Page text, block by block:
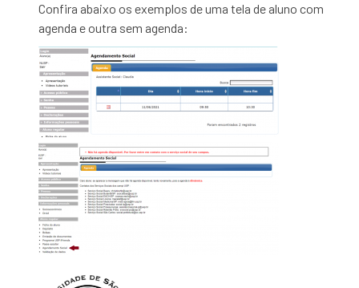
Confira abaixo os exemplos de uma tela de aluno com
agenda e outra sem agenda: